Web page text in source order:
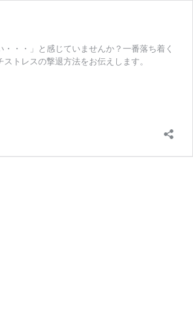
・・」と感じていませんか？一番落ち着く
トレスの撃退方法をお伝えします。